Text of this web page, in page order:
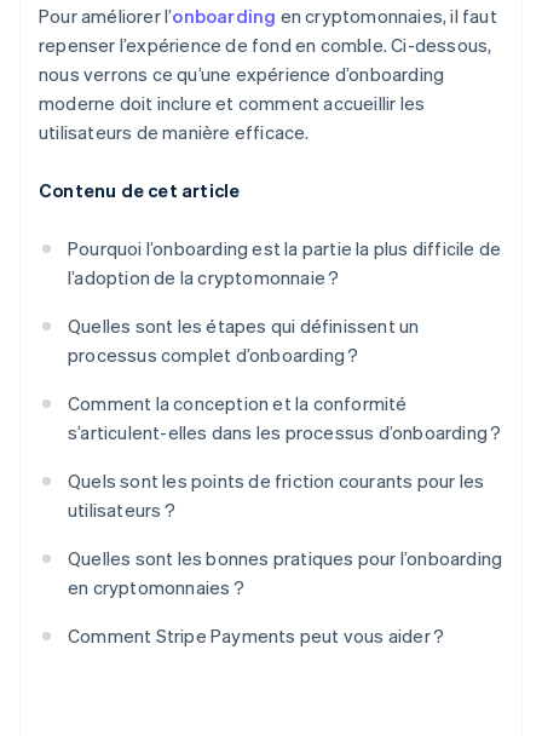
Pour améliorer l’onboarding en cryptomonnaies, il faut
repenser l’expérience de fond en comble. Ci-dessous,
nous verrons ce qu’une expérience d’onboarding
moderne doit inclure et comment accueillir les
utilisateurs de manière efficace.
Contenu de cet article
Pourquoi l’onboarding est la partie la plus difficile de
l’adoption de la cryptomonnaie ?
Quelles sont les étapes qui définissent un
processus complet d’onboarding ?
Comment la conception et la conformité
s’articulent-elles dans les processus d’onboarding ?
Quels sont les points de friction courants pour les
utilisateurs ?
Quelles sont les bonnes pratiques pour l’onboarding
en cryptomonnaies ?
Comment Stripe Payments peut vous aider ?